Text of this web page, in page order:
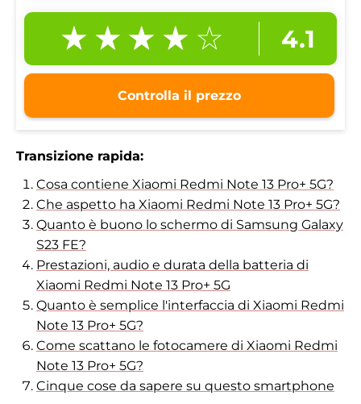
4.1
Controlla il prezzo
Transizione rapida:
Cosa contiene Xiaomi Redmi Note 13 Pro+ 5G?
Che aspetto ha Xiaomi Redmi Note 13 Pro+ 5G?
Quanto è buono lo schermo di Samsung Galaxy
S23 FE?
Prestazioni, audio e durata della batteria di
Xiaomi Redmi Note 13 Pro+ 5G
Quanto è semplice l'interfaccia di Xiaomi Redmi
Note 13 Pro+ 5G?
Come scattano le fotocamere di Xiaomi Redmi
Note 13 Pro+ 5G?
Cinque cose da sapere su questo smartphone